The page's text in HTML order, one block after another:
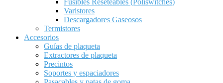
Fusibles Reseteables (Poliswitches)
Varistores
Descargadores Gaseosos
Termistores
Accesorios
Guías de plaqueta
Extractores de plaqueta
Precintos
Soportes y espaciadores